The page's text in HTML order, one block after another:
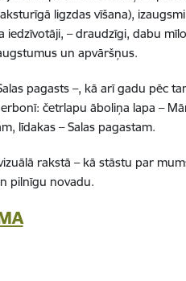
ligzdas vīšana),
– draudzīgi, dabu
un apvāršņus.
pagasts –, kā arī gadu pēc
četrlapu āboliņa lapa –
līdakas – Salas pagastam.
rakstā – kā stāstu par
pilnīgu novadu.
Atrašanās vieta
Mārupe)
steigas un pārbaudi savu
Sacenties ar citiem